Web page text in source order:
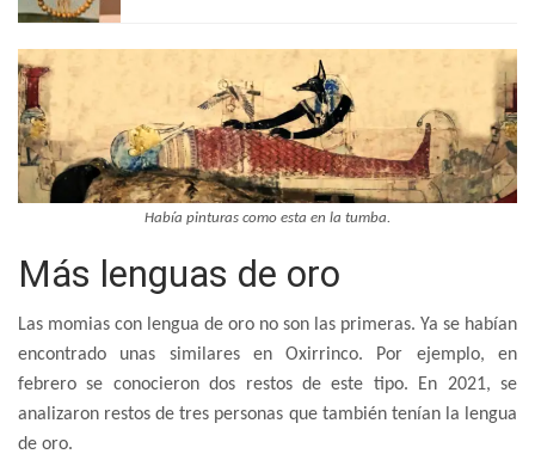
Había pinturas como esta en la tumba.
Más lenguas de oro
Las momias con lengua de oro no son las primeras. Ya se habían
encontrado unas similares en Oxirrinco. Por ejemplo, en
febrero se conocieron dos restos de este tipo. En 2021, se
analizaron restos de tres personas que también tenían la lengua
de oro.